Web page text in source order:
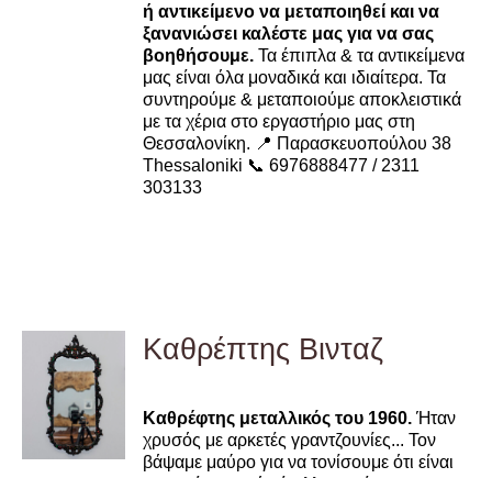
ή αντικείμενο να μεταποιηθεί και να
ξανανιώσει καλέστε μας για να σας
βοηθήσουμε. Τα έπιπλα & τα αντικείμενα
μας είναι όλα μοναδικά και ιδιαίτερα. Τα
συντηρούμε & μεταποιούμε αποκλειστικά
με τα χέρια στο εργαστήριο μας στη
Θεσσαλονίκη. 📍 Παρασκευοπούλου 38
Thessaloniki 📞 6976888477 / 2311
303133
DETAILS
Καθρέπτης Βινταζ
Καθρέφτης μεταλλικός του 1960. Ήταν
χρυσός με αρκετές γραντζουνίες... Τον
βάψαμε μαύρο για να τονίσουμε ότι είναι